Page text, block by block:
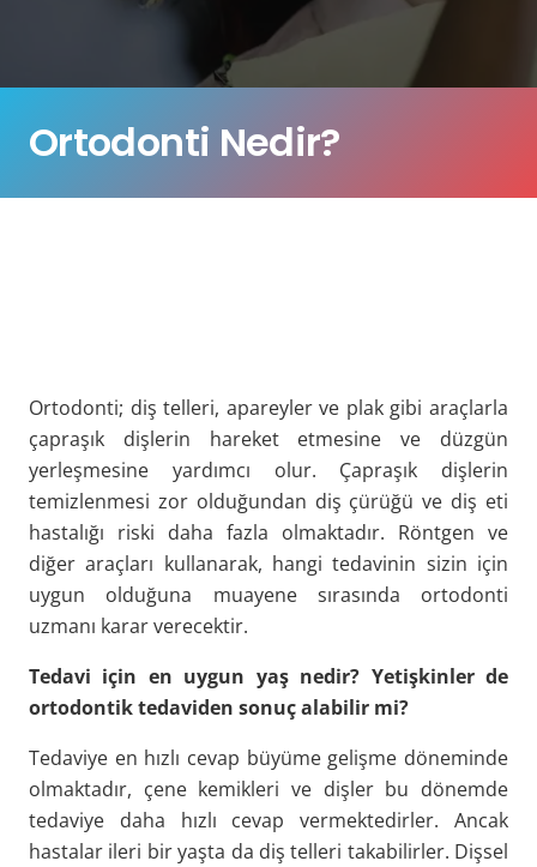
Ortodonti Nedir?
Ortodonti; diş telleri, apareyler ve plak gibi araçlarla
çapraşık dişlerin hareket etmesine ve düzgün
yerleşmesine yardımcı olur. Çapraşık dişlerin
temizlenmesi zor olduğundan diş çürüğü ve diş eti
hastalığı riski daha fazla olmaktadır. Röntgen ve
diğer araçları kullanarak, hangi tedavinin sizin için
uygun olduğuna muayene sırasında ortodonti
uzmanı karar verecektir.
Tedavi için en uygun yaş nedir? Yetişkinler de
ortodontik tedaviden sonuç alabilir mi?
Tedaviye en hızlı cevap büyüme gelişme döneminde
olmaktadır, çene kemikleri ve dişler bu dönemde
tedaviye daha hızlı cevap vermektedirler. Ancak
hastalar ileri bir yaşta da diş telleri takabilirler. Dişsel